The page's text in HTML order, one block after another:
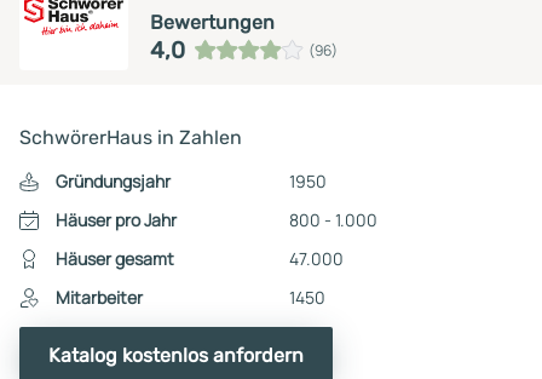
Bewertungen
4,0 (96)
SchwörerHaus in Zahlen
Gründungsjahr
1950
Häuser pro Jahr
800 - 1.000
Häuser gesamt
47.000
Mitarbeiter
1450
Katalog kostenlos anfordern